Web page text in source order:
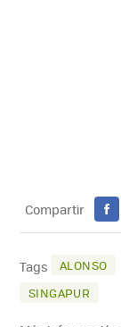
Compartir
Tags ALONSO
SINGAPUR